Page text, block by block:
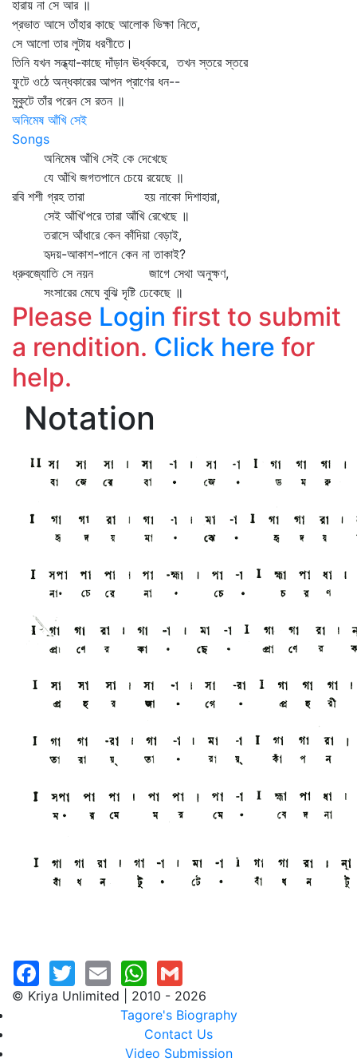
হারায় না সে আর ॥
প্রভাত আসে তাঁহার কাছে আলোক ভিক্ষা নিতে,
সে আলো তার লুটায় ধরণীতে।
তিনি যখন সন্ধ্যা-কাছে দাঁড়ান ঊর্ধ্বকরে, তখন স্তরে স্তরে
ফুটে ওঠে অন্ধকারের আপন প্রাণের ধন--
মুকুটে তাঁর পরেন সে রতন ॥
অনিমেষ আঁখি সেই
Songs
অনিমেষ আঁখি সেই কে দেখেছে
যে আঁখি জগতপানে চেয়ে রয়েছে ॥
রবি শশী গ্রহ তারা হয় নাকো দিশাহারা,
সেই আঁখি'পরে তারা আঁখি রেখেছে ॥
তরাসে আঁধারে কেন কাঁদিয়া বেড়াই,
হৃদয়-আকাশ-পানে কেন না তাকাই?
ধ্রুবজ্যোতি সে নয়ন জাগে সেথা অনুক্ষণ,
সংসারের মেঘে বুঝি দৃষ্টি ঢেকেছে ॥
Please Login first to submit
a rendition. Click here for
help.
Notation
© Kriya Unlimited | 2010 - 2026
Tagore's Biography
Contact Us
Video Submission